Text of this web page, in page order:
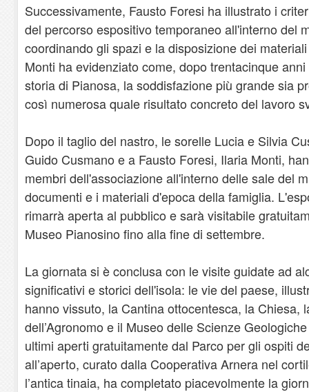
Successivamente, Fausto Foresi ha illustrato i
del percorso espositivo temporaneo all'interno del
coordinando gli spazi e la disposizione dei
Monti ha evidenziato come, dopo trentacinque
storia di Pianosa, la soddisfazione più grande sia
così numerosa quale risultato concreto del lavoro
Dopo il taglio del nastro, le sorelle Lucia e Silvia
Guido Cusmano e a Fausto Foresi, Ilaria Monti,
membri dell'associazione all'interno delle sale del
documenti e i materiali d'epoca della famiglia.
rimarrà aperta al pubblico e sarà visitabile
Museo Pianosino fino alla fine di settembre.
La giornata si è conclusa con le visite guidate ad
significativi e storici dell'isola: le vie del paese,
hanno vissuto, la Cantina ottocentesca, la Chiesa,
dell’Agronomo e il Museo delle Scienze
ultimi aperti gratuitamente dal Parco per gli ospiti
all’aperto, curato dalla Cooperativa Arnera nel
l’antica tinaia, ha completato piacevolmente la